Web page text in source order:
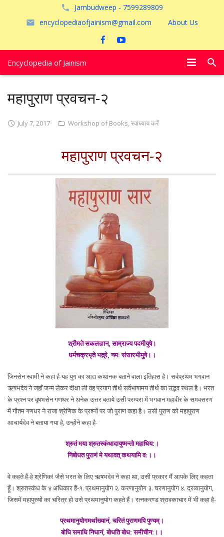
Jambudweep - 7599289809
encyclopediaofjainism@gmail.com
About Us
Encyclopedia of Jainism
महापुराण प्रवचन-२
July 7, 2017 Workshop of Books,स्वाध्याय करें
महापुराण प्रवचन-२
श्रीमते सकलज्ञान, साम्राज्य पदमीयुषे।
धर्मचक्रभृते भत्र्रे, नम: संसारभीमुषे।।
जिनसेन स्वामी ने कहा है-यह युग का आद्य कथानक बताने वाला इतिहास है। सर्वप्रथम भगवान
ऋषभदेव ने जहाँ जन्म लेकर दीक्षा ली वह प्रयाग तीर्थ सर्वभाषामय तीर्थ का उद्भव स्थल है। भरत
के प्रश्न पर वृषभसेन गणधर ने अनेक उत्तर बताये उसी परम्परा में भगवान महावीर के समवसरण
में गौतम गणधर ने राजा श्रेणिक के प्रश्नों पर जो पुराण कहा है। उसी पुराण को महापुराण
आचार्यदेव ने बताया गया है, उन्होंने कहा है-
श्रुतं मया श्रुतस्कंधादायुष्मन्तो महाधिय:।
निबोधत पुराणं मे यथावत् कथयामि व:।।
वे कहते हैं-हे श्रेणिक! जैसे भरत के लिए ऋषभदेव ने कहा था, उसी प्रकार मैं आपके लिए कहता
हूँ। श्रुतस्कंध के ४ अधिकार हैं-१. प्रथमानुयोग २. करणानुयोग ३. चरणानुयोग ४. द्रव्यानुयोग,
जिसमें महापुरुषों का चरित्र हो उसे प्रथमानुयोग कहते हैं। रत्नकरण्ड श्रावकाचार में भी कहा है-
प्रथमानुयोगमर्थाख्यानं, चरितं पुराणमपि पुण्यम्।
बोधि समाधि निधानं, बोधति बोध: समीचीन:।।